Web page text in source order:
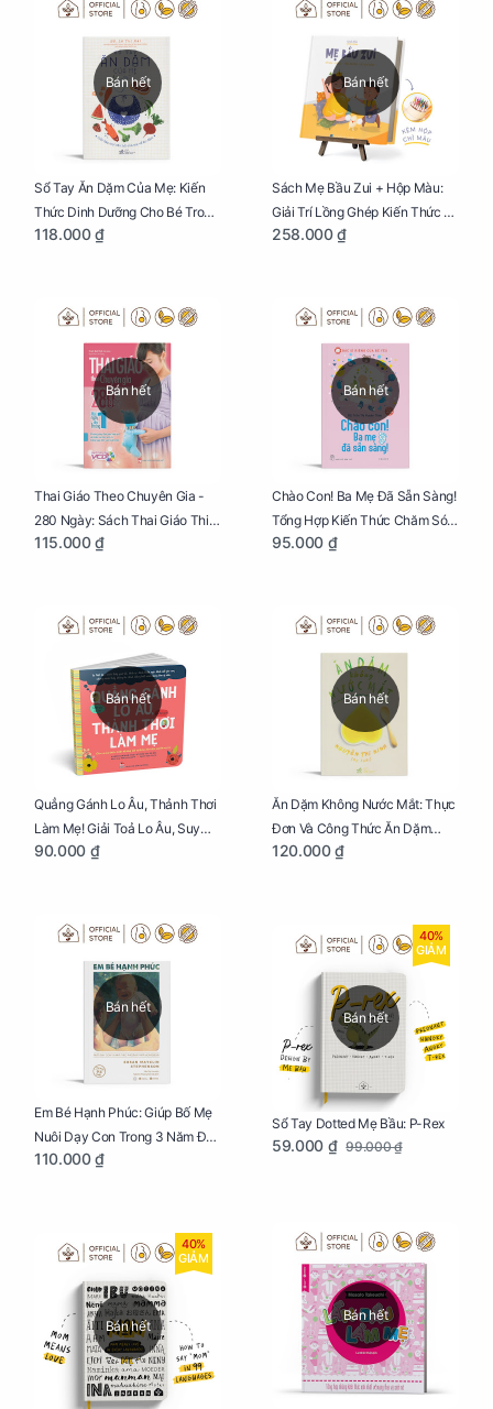
Bán hết
Sổ Tay Ăn Dặm Của Mẹ: Kiến
Thức Dinh Dưỡng Cho Bé Trong
Tuổi Ăn Dặm
118.000 ₫
Bán hết
Sách Mẹ Bầu Zui + Hộp Màu:
Giải Trí Lồng Ghép Kiến Thức Và
Lời Khuyên Mang Thai Bổ Ích
258.000 ₫
Bán hết
Thai Giáo Theo Chuyên Gia -
280 Ngày: Sách Thai Giáo Thiết
Thực Nhất Cho Mẹ Bầu
115.000 ₫
Bán hết
Chào Con! Ba Mẹ Đã Sẵn Sàng!
Tổng Hợp Kiến Thức Chăm Sóc
Trẻ Sơ Sinh
95.000 ₫
Bán hết
Quẳng Gánh Lo Âu, Thảnh Thơi
Làm Mẹ! Giải Toả Lo Âu, Suy
Nghĩ Tiêu Cực Cho Mẹ
90.000 ₫
Bán hết
Ăn Dặm Không Nước Mắt: Thực
Đơn Và Công Thức Ăn Dặm
Kiểu Nhật
120.000 ₫
Bán hết
Em Bé Hạnh Phúc: Giúp Bố Mẹ
Nuôi Dạy Con Trong 3 Năm Đầu
Đời
110.000 ₫
Bán hết
40%
GIẢM
Sổ Tay Dotted Mẹ Bầu: P-Rex
59.000 ₫ 99.000 ₫
Bán hết
40%
GIẢM
Bán hết